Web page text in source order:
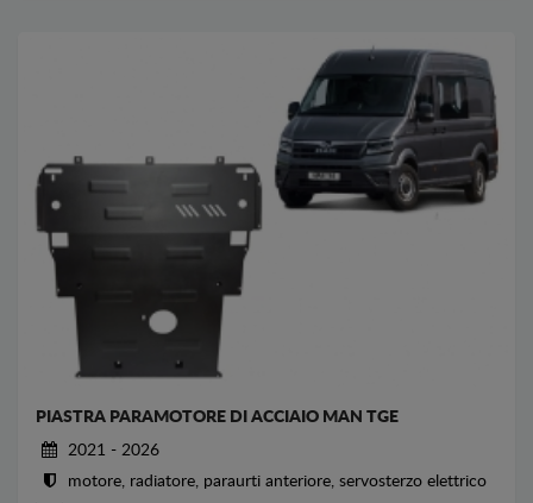
PIASTRA PARAMOTORE DI ACCIAIO MAN TGE
2021 - 2026
motore, radiatore, paraurti anteriore, servosterzo elettrico